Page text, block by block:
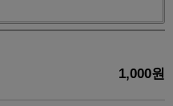
1,000원